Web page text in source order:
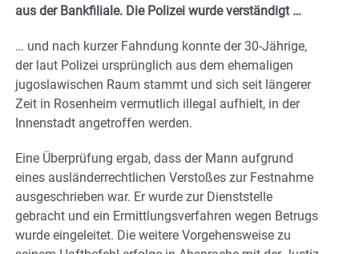
aus der Bankfiliale. Die Polizei wurde verständigt …
… und nach kurzer Fahndung konnte der 30-Jährige,
der laut Polizei ursprünglich aus dem ehemaligen
jugoslawischen Raum stammt und sich seit längerer
Zeit in Rosenheim vermutlich illegal aufhielt, in der
Innenstadt angetroffen werden.
Eine Überprüfung ergab, dass der Mann aufgrund
eines ausländerrechtlichen Verstoßes zur Festnahme
ausgeschrieben war. Er wurde zur Dienststelle
gebracht und ein Ermittlungsverfahren wegen Betrugs
wurde eingeleitet. Die weitere Vorgehensweise zu